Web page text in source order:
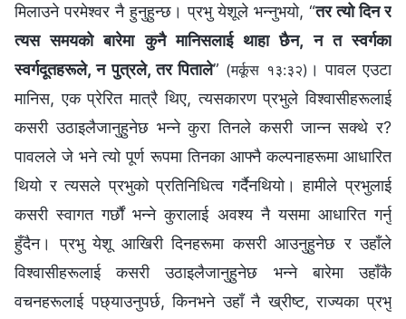
मिलाउने परमेश्‍वर नै हुनुहुन्छ। प्रभु येशूले भन्नुभयो, “तर त्यो दिन र
त्यस समयको बारेमा कुनै मानिसलाई थाहा छैन, न त स्वर्गका
स्वर्गदूतहरूले, न पुत्रले, तर पिताले” (मर्कूस १३:३२) । पावल एउटा
मानिस, एक प्रेरित मात्रै थिए, त्यसकारण प्रभुले विश्‍वासीहरूलाई
कसरी उठाइलैजानुहुनेछ भन्‍ने कुरा तिनले कसरी जान्‍न सक्थे र?
पावलले जे भने त्यो पूर्ण रूपमा तिनका आफ्‍नै कल्‍पनाहरूमा आधारित
थियो र त्यसले प्रभुको प्रतिनिधित्व गर्दैनथियो। हामीले प्रभुलाई
कसरी स्वागत गर्छौं भन्‍ने कुरालाई अवश्य नै यसमा आधारित गर्नु
हुँदैन। प्रभु येशू आखिरी दिनहरूमा कसरी आउनुहुनेछ र उहाँले
विश्‍वासीहरूलाई कसरी उठाइलैजानुहुनेछ भन्‍ने बारेमा उहाँकै
वचनहरूलाई पछ्याउनुपर्छ, किनभने उहाँ नै ख्रीष्‍ट, राज्यका प्रभु